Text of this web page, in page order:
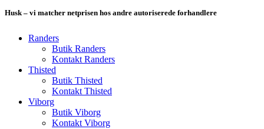
Husk – vi matcher netprisen hos andre autoriserede forhandlere
Randers
Butik Randers
Kontakt Randers
Thisted
Butik Thisted
Kontakt Thisted
Viborg
Butik Viborg
Kontakt Viborg